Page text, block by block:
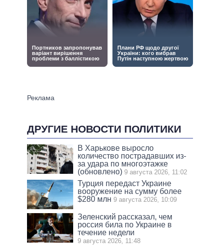
ДРУГИЕ НОВОСТИ ПОЛИТИКИ
В Харькове выросло
количество пострадавших из-
за удара по многоэтажке
(обновлено) 9 августа 2026, 11:02
Турция передаст Украине
вооружение на сумму более
$280 млн 9 августа 2026, 10:09
Зеленский рассказал, чем
россия била по Украине в
течение недели
9 августа 2026, 11:48